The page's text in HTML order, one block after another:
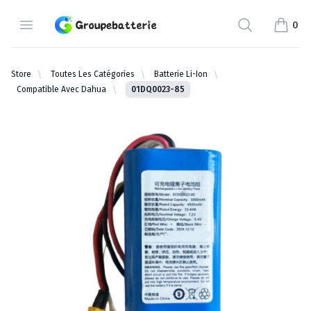
Open MenuGroupebatterie.com Search 0
items
Store Toutes Les Catégories
Batterie Li-Ion
Compatible Avec Dahua
01DQ0023-85